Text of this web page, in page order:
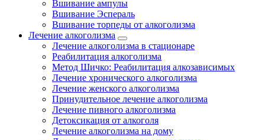
Вшивание ампулы
Вшивание Эспераль
Вшивание торпеды от алкоголизма
Лечение алкоголизма
Лечение алкоголизма в стационаре
Реабилитация алкоголизма
Метод Шичко: Реабилитация алкозависимых
Лечение хронического алкоголизма
Лечение женского алкоголизма
Принудительное лечение алкоголизма
Лечение пивного алкоголизма
Детоксикация от алкоголя
Лечение алкоголизма на дому